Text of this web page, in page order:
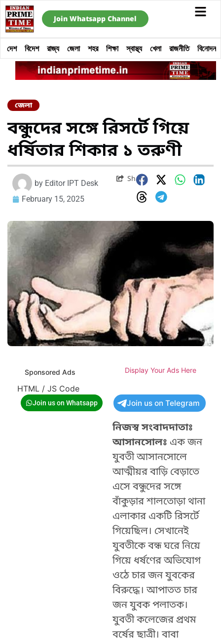
Join Whatsapp Channel
দেশ বিদেশ রাজ্য জেলা শহর শিক্ষা স্বাস্থ্য খেলা রাজনীতি বিনোদন
জেলা
বন্ধুদের সঙ্গে রিসর্টে গিয়ে
ধর্ষিতার শিকার ১ তরুণী
by Editor IPT Desk
February 15, 2025
Share
Sponsored Ads Display Your Ads Here
HTML / JS Code
Join us on Whatsapp Join us on Telegram
নিজস্ব সংবাদদাতাঃ
আসানসোলঃ এক জন
যুবতী আসানসোলে
আত্মীয়র বাড়ি বেড়াতে
এসে বন্ধুদের সঙ্গে
বাঁকুড়ার শালতোড়া থানা
এলাকার একটি রিসর্টে
গিয়েছিল। সেখানেই
যুবতীকে বন্ধ ঘরে নিয়ে
গিয়ে ধর্ষণের অভিযোগ
ওঠে চার জন যুবকের
বিরুদ্ধে। আপাতত চার
জন যুবক পলাতক।
যুবতী কলেজের প্রথম
বর্ষের ছাত্রী। বাবা